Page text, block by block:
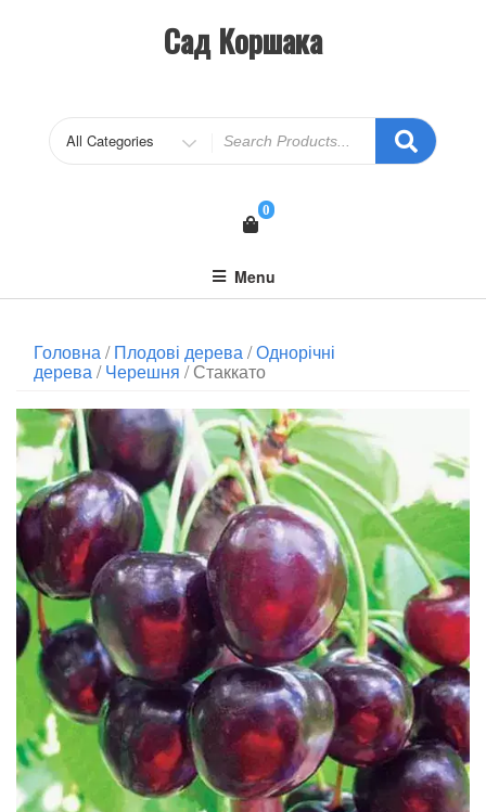
Сад Коршака
0
Menu
Головна/Плодові дерева/Однорічні
дерева/Черешня / Стаккато